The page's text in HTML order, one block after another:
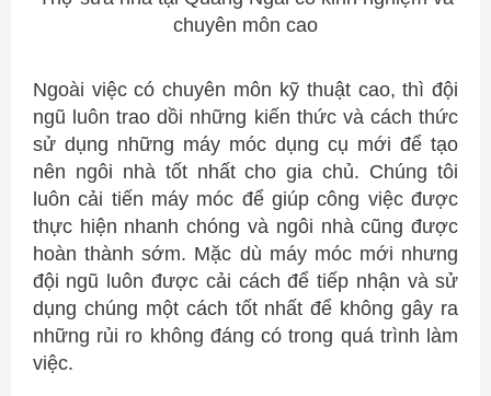
chuyên môn cao
Ngoài việc có chuyên môn kỹ thuật cao, thì đội
ngũ luôn trao dồi những kiến thức và cách thức
sử dụng những máy móc dụng cụ mới để tạo
nên ngôi nhà tốt nhất cho gia chủ. Chúng tôi
luôn cải tiến máy móc để giúp công việc được
thực hiện nhanh chóng và ngôi nhà cũng được
hoàn thành sớm. Mặc dù máy móc mới nhưng
đội ngũ luôn được cải cách để tiếp nhận và sử
dụng chúng một cách tốt nhất để không gây ra
những rủi ro không đáng có trong quá trình làm
việc.